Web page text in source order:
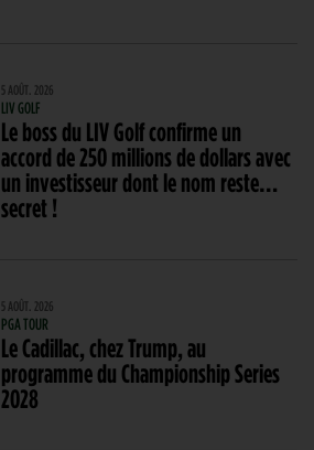
5 AOÛT. 2026
LIV GOLF
Le boss du LIV Golf confirme un
accord de 250 millions de dollars avec
un investisseur dont le nom reste…
secret !
5 AOÛT. 2026
PGA TOUR
Le Cadillac, chez Trump, au
programme du Championship Series
2028